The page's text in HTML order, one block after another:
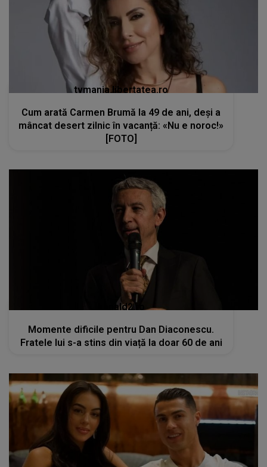
tvmania.libertatea.ro
Cum arată Carmen Brumă la 49 de ani, deși a
mâncat desert zilnic în vacanță: «Nu e noroc!»
[FOTO]
kanald2.ro
Momente dificile pentru Dan Diaconescu.
Fratele lui s-a stins din viață la doar 60 de ani